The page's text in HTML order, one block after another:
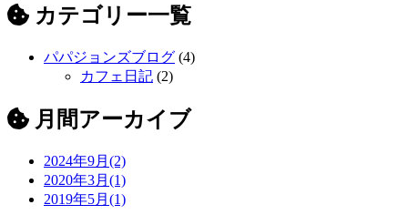
カテゴリー一覧
パパジョンズブログ (4)
カフェ日記 (2)
月間アーカイブ
2024年9月(2)
2020年3月(1)
2019年5月(1)